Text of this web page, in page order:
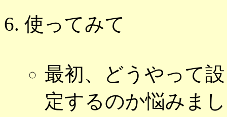
使ってみて
最初、どうやって設
定するのか悩みまし